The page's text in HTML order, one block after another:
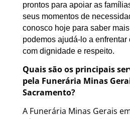
prontos para apoiar as
seus momentos de
conosco hoje para saber
podemos ajudá-lo a enfrentar
com dignidade e respeito.
Quais são os principais
pela Funerária Minas
Sacramento?
A Funerária Minas Gerais